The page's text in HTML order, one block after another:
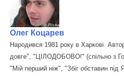
Олег Коцарев
Народився 1981 року в Харкові.
довге", "ЦІЛОДОБОВО!" (спільно з
"Мій перший ніж", "Збіг обставин під